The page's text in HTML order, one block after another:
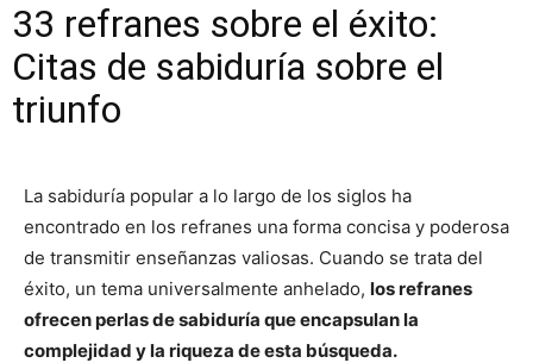
33 refranes sobre el éxito:
Citas de sabiduría sobre el
triunfo
La sabiduría popular a lo largo de los siglos ha
encontrado en los refranes una forma concisa y poderosa
de transmitir enseñanzas valiosas. Cuando se trata del
éxito, un tema universalmente anhelado, los refranes
ofrecen perlas de sabiduría que encapsulan la
complejidad y la riqueza de esta búsqueda.